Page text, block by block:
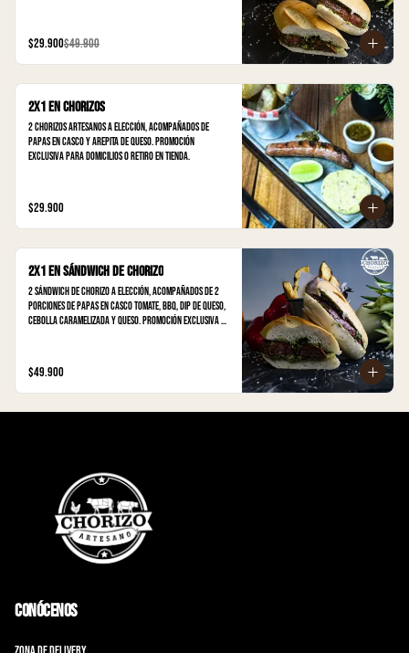
$29.900$49.900
2x1 en Chorizos
2 chorizos artesanos a elección, acompañados de
papas en casco y arepita de queso. Promoción
Exclusiva para domicilios o retiro en tienda.
$29.900
2x1 en Sándwich de Chorizo
2 Sándwich de chorizo a elección, acompañados de 2
porciones de papas en casco Tomate, BBQ, Dip de queso,
cebolla caramelizada y queso. Promoción Exclusiva
$49.900
Conócenos